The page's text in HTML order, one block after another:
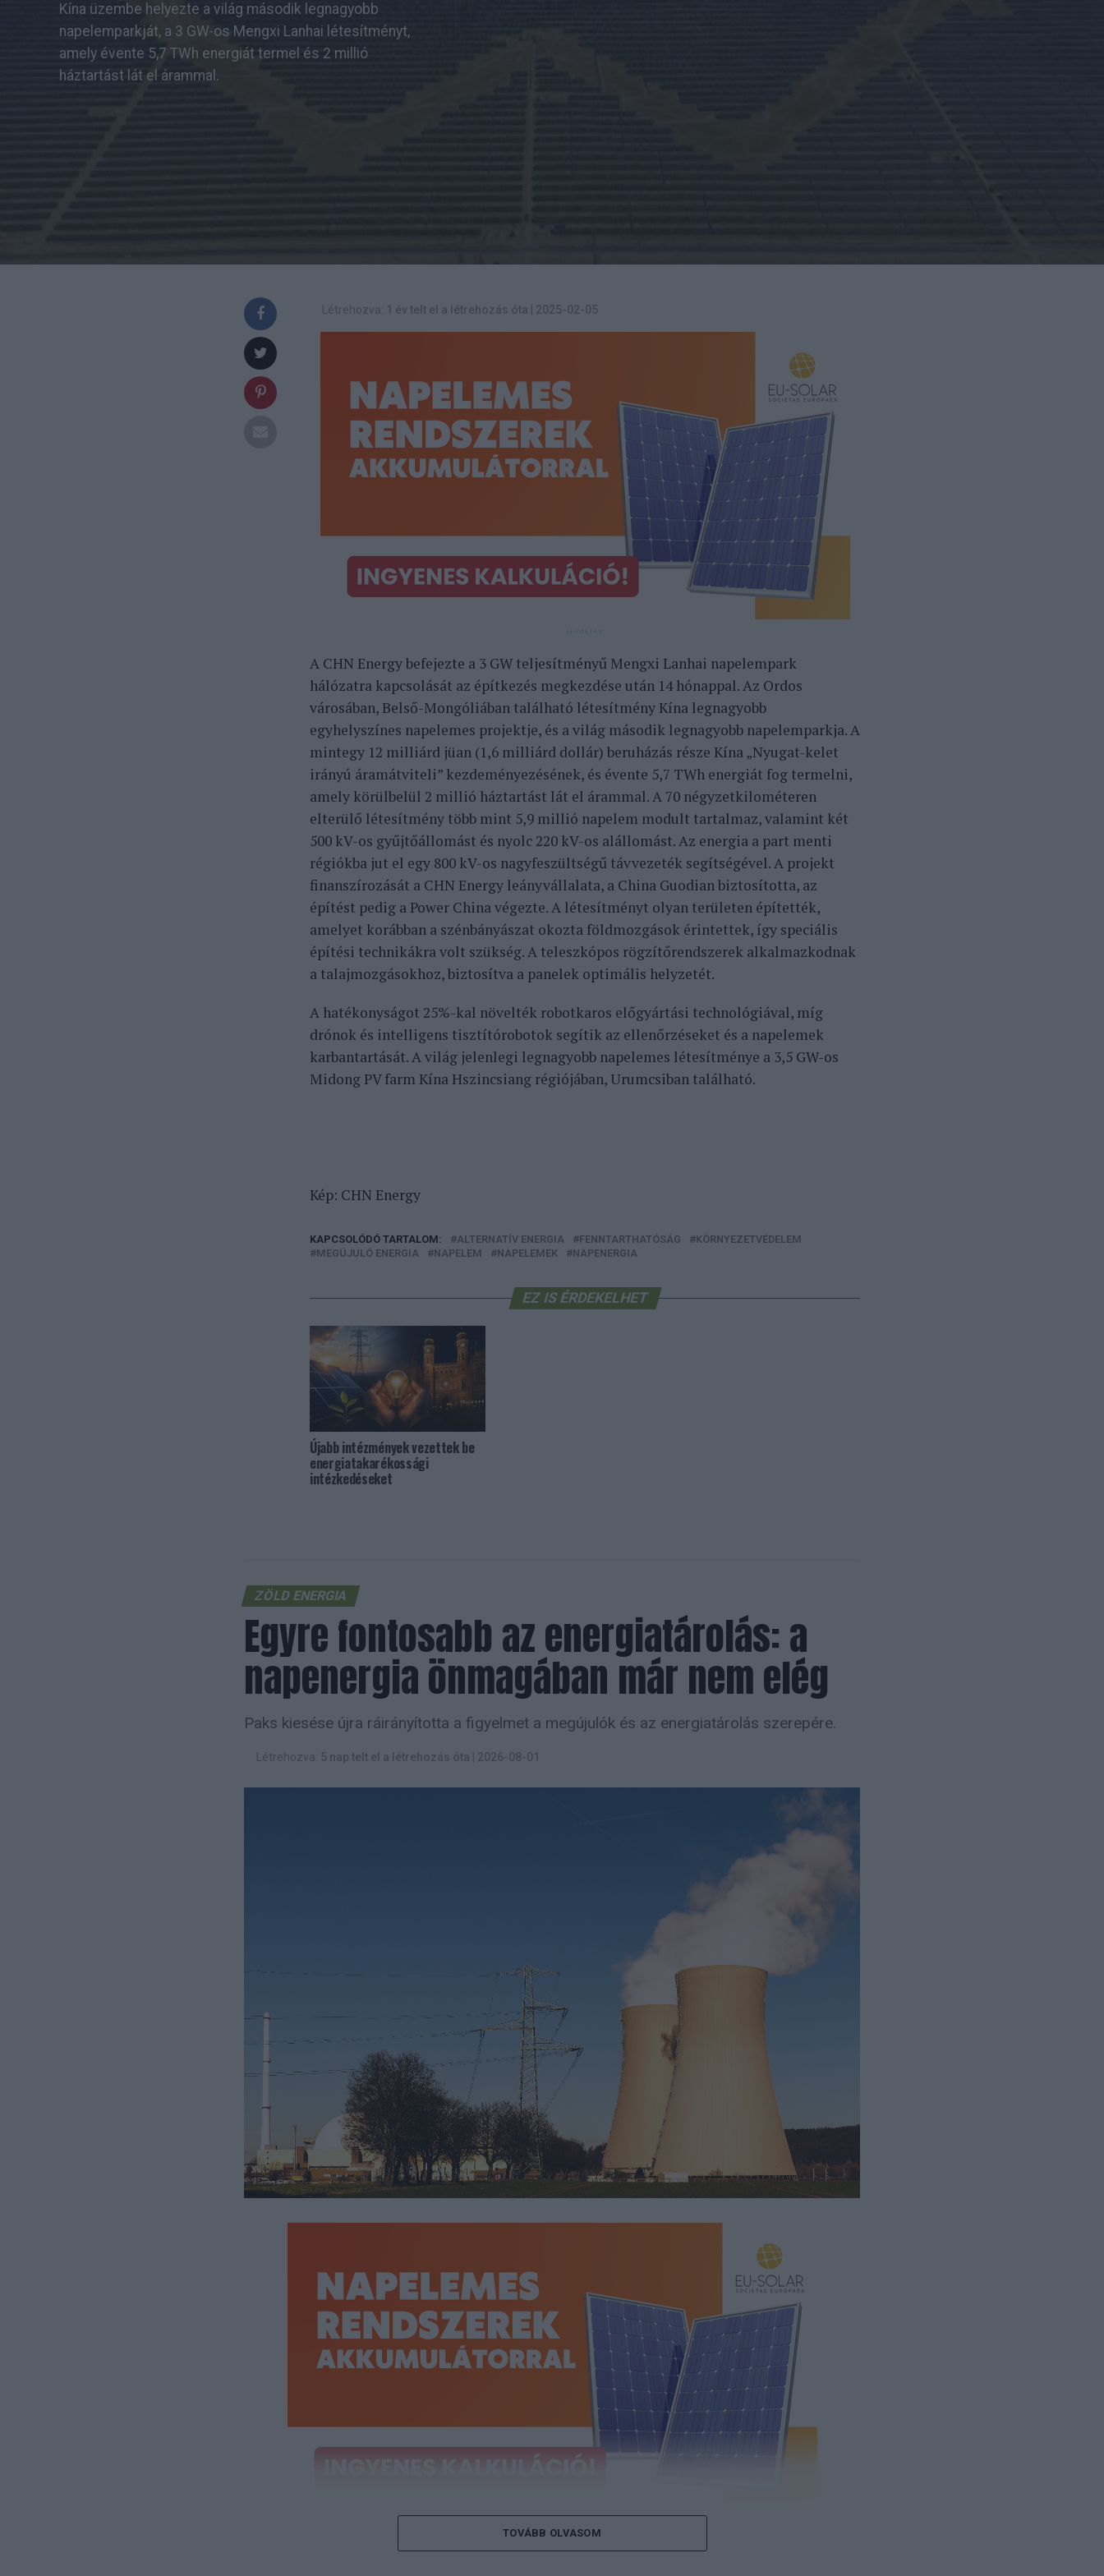
Kína üzembe helyezte a világ második legnagyobb
napelemparkját, a 3 GW-os Mengxi Lanhai létesítményt,
amely évente 5,7 TWh energiát termel és 2 millió
háztartást lát el árammal.
Létrehozva: 1 év telt el a létrehozás óta 2025-02-05
A CHN Energy befejezte a 3 GW teljesítményű Mengxi Lanhai napelempark
hálózatra kapcsolását az építkezés megkezdése után 14 hónappal. Az Ordos
városában, Belső-Mongóliában található létesítmény Kína legnagyobb
egyhelyszínes napelemes projektje, és a világ második legnagyobb napelemparkja. A
mintegy 12 milliárd jüan (1,6 milliárd dollár) beruházás része Kína „Nyugat-kelet
irányú áramátviteli” kezdeményezésének, és évente 5,7 TWh energiát fog termelni,
amely körülbelül 2 millió háztartást lát el árammal. A 70 négyzetkilométeren
elterülő létesítmény több mint 5,9 millió napelem modult tartalmaz, valamint két
500 kV-os gyűjtőállomást és nyolc 220 kV-os alállomást. Az energia a part menti
régiókba jut el egy 800 kV-os nagyfeszültségű távvezeték segítségével. A projekt
finanszírozását a CHN Energy leányvállalata, a China Guodian biztosította, az
építést pedig a Power China végezte. A létesítményt olyan területen építették,
amelyet korábban a szénbányászat okozta földmozgások érintettek, így speciális
építési technikákra volt szükség. A teleszkópos rögzítőrendszerek alkalmazkodnak
a talajmozgásokhoz, biztosítva a panelek optimális helyzetét.
A hatékonyságot 25%-kal növelték robotkaros előgyártási technológiával, míg
drónok és intelligens tisztítórobotok segítik az ellenőrzéseket és a napelemek
karbantartását. A világ jelenlegi legnagyobb napelemes létesítménye a 3,5 GW-os
Midong PV farm Kína Hszincsiang régiójában, Urumcsiban található.
Kép: CHN Energy
KAPCSOLÓDÓ TARTALOM: ALTERNATÍV ENERGIA FENNTARTHATÓSÁG
KÖRNYEZETVÉDELEM
MEGÚJULÓ ENERGIA
NAPELEM NAPELEMEK NAPENERGIA
EZ IS ÉRDEKELHET
Újabb intézmények vezettek be
energiatakarékossági
intézkedéseket
ZÖLD ENERGIA
Egyre fontosabb az energiatárolás: a
napenergia önmagában már nem elég
Paks kiesése újra ráirányította a figyelmet a megújulók és az energiatárolás szerepére.
Létrehozva: 5 nap telt el a létrehozás óta 2026-08-01
Töltse ki a napelem-kalkulátort, és tudja meg, mennyibe
TOVÁBB OLVASOM